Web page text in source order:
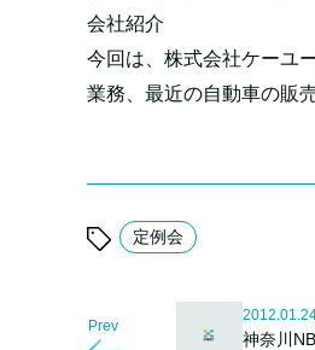
会社紹介
今回は、株式会社ケーユ
業務、最近の自動車の販
定例会
Prev
神奈川